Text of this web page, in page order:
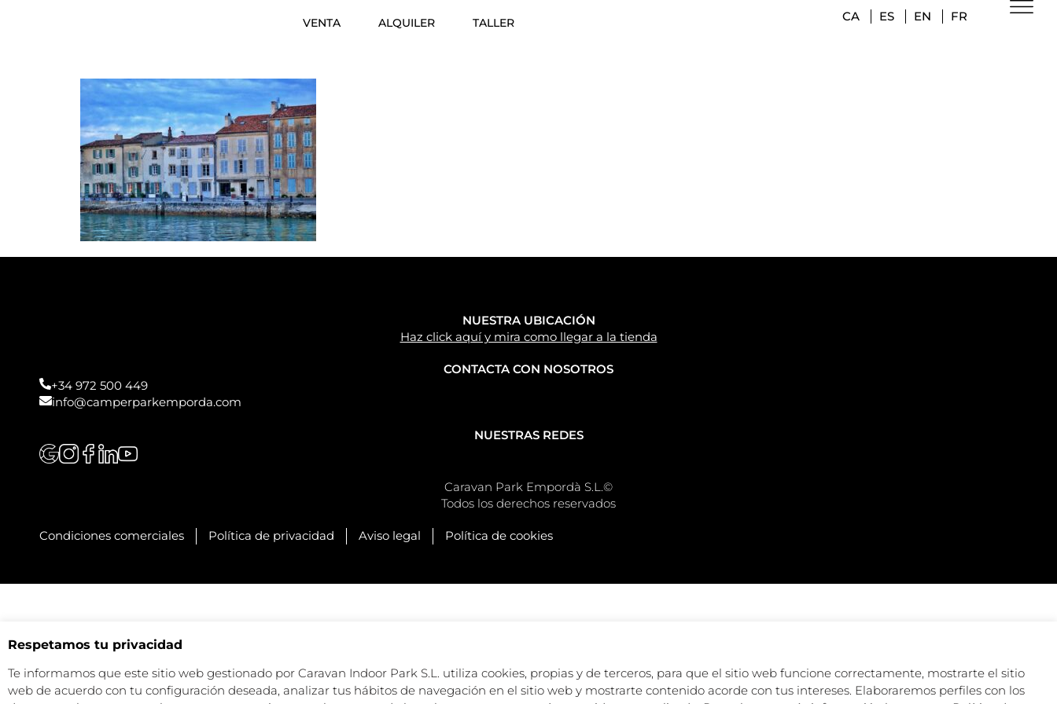
VENTA ALQUILER TALLER CA ES EN FR
NUESTRA UBICACIÓN
Haz click aquí y mira como llegar a la tienda
CONTACTA CON NOSOTROS
+34 972 500 449
info@camperparkemporda.com
NUESTRAS REDES
Caravan Park Empordà S.L.©
Todos los derechos reservados
Condiciones comerciales Política de privacidad Aviso legal Política de cookies
Respetamos tu privacidad
Te informamos que este sitio web gestionado por Caravan Indoor Park S.L. utiliza cookies, propias y de terceros, para que el sitio web funcione correctamente, mostrarte el sitio
web de acuerdo con tu configuración deseada, analizar tus hábitos de navegación en el sitio web y mostrarte contenido acorde con tus intereses. Elaboraremos perfiles con los